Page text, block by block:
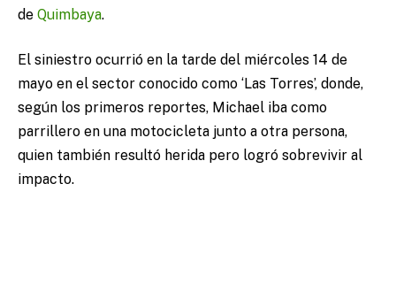
de Quimbaya.
El siniestro ocurrió en la tarde del miércoles 14 de
mayo en el sector conocido como ‘Las Torres’, donde,
según los primeros reportes, Michael iba como
parrillero en una motocicleta junto a otra persona,
quien también resultó herida pero logró sobrevivir al
impacto.